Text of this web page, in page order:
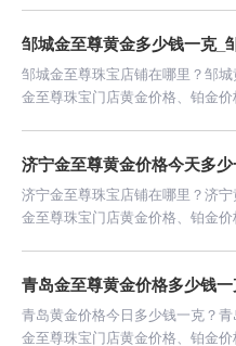
邹城金至尊黄金多少钱一克_
邹城金至尊珠宝店铺在哪里？邹
金至尊珠宝门店黄金价格、铂金
济宁金至尊黄金价格今天多
济宁金至尊珠宝店铺在哪里？济
金至尊珠宝门店黄金价格、铂金
青岛金至尊黄金价格多少钱
青岛黄金价格今日多少钱一克？
金至尊珠宝门店黄金价格、铂金